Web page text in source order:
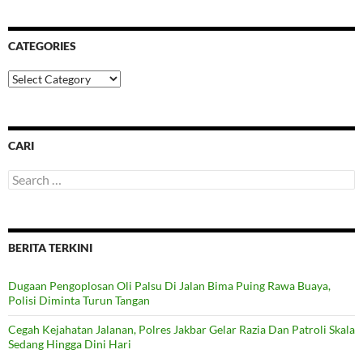
CATEGORIES
Categories
CARI
Search
for:
BERITA TERKINI
Dugaan Pengoplosan Oli Palsu Di Jalan Bima Puing Rawa Buaya,
Polisi Diminta Turun Tangan
Cegah Kejahatan Jalanan, Polres Jakbar Gelar Razia Dan Patroli Skala
Sedang Hingga Dini Hari